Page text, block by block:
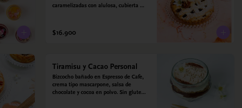
caramelizadas con alulosa, cubierta
inglesa a base de leche de coco y que
envuelve todos los sabores.
$16.900
Tiramisu y Cacao Personal
Bizcocho bañado en Espresso de Cafe,
crema tipo mascarpone, salsa de
chocolate y cocoa en polvo. Sin gluten -